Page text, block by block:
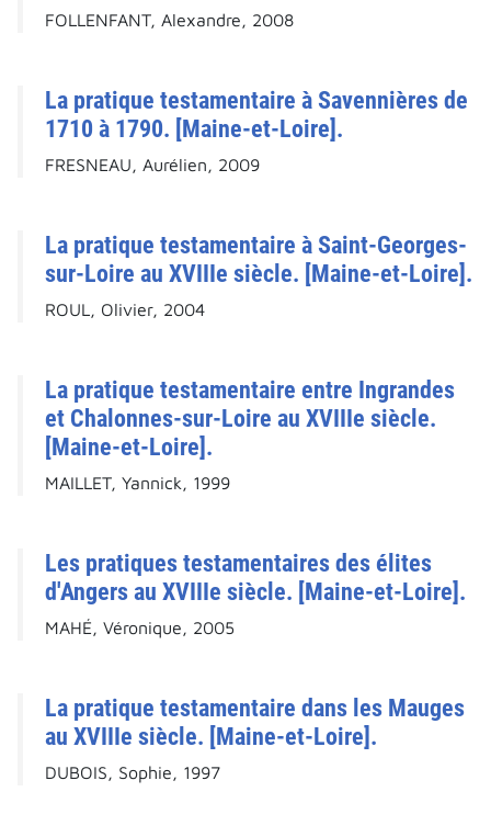
FOLLENFANT, Alexandre, 2008
La pratique testamentaire à Savennières de
1710 à 1790. [Maine-et-Loire].
FRESNEAU, Aurélien, 2009
La pratique testamentaire à Saint-Georges-
sur-Loire au XVIIIe siècle. [Maine-et-Loire].
ROUL, Olivier, 2004
La pratique testamentaire entre Ingrandes
et Chalonnes-sur-Loire au XVIIIe siècle.
[Maine-et-Loire].
MAILLET, Yannick, 1999
Les pratiques testamentaires des élites
d'Angers au XVIIIe siècle. [Maine-et-Loire].
MAHÉ, Véronique, 2005
La pratique testamentaire dans les Mauges
au XVIIIe siècle. [Maine-et-Loire].
DUBOIS, Sophie, 1997